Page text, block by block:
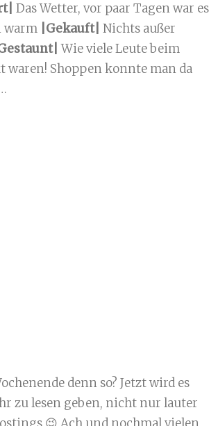
Das Wetter, vor paar Tagen war es
warm |Gekauft| Nichts außer
Wie viele Leute beim
waren! Shoppen konnte man da
denn so? Jetzt wird es
zu lesen geben, nicht nur lauter